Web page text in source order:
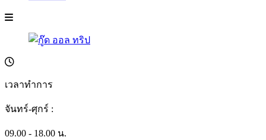
เวลาทำการ
จันทร์-ศุกร์ :
09.00 - 18.00 น.